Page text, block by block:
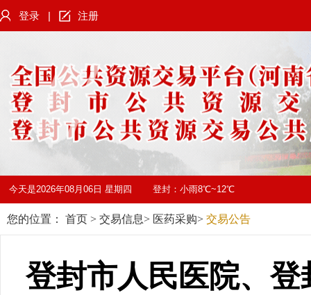
登录 | 注册
今天是2026年08月06日 星期四 登封： 小雨8℃~12℃
您的位置： 首页 > 交易信息> 医药采购> 交易公告
登封市人民医院、